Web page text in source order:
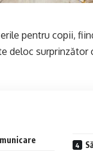
pentru copii,
deloc